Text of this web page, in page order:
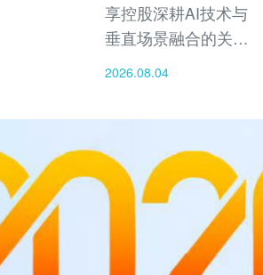
享控股深耕AI技术与
垂直场景融合的关键
成果，将有效撬动万
智能新时代。
2026.08.04